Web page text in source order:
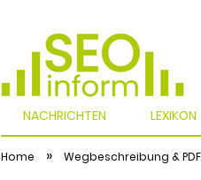
SEO
NACHRICHTEN LEXIKON
Home » Wegbeschreibung & PDF